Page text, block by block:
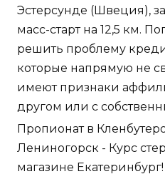
Эстерсунде (Швеция),
масс-старт на 12,5 км.
решить проблему
которые напрямую не
имеют признаки
другом или с
Пропионат в
Лениногорск - Курс
магазине